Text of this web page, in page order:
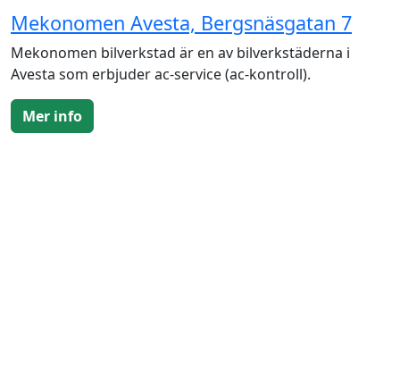
Mekonomen Avesta, Bergsnäsgatan 7
Mekonomen bilverkstad är en av bilverkstäderna i
Avesta som erbjuder ac-service (ac-kontroll).
Mer info